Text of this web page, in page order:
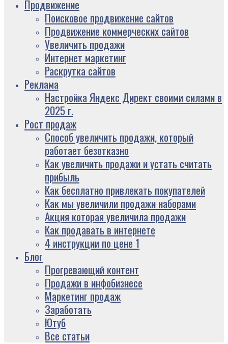
Продвижение
Поисковое продвижение сайтов
Продвижение коммерческих сайтов
Увеличить продажи
Интернет маркетинг
Раскрутка сайтов
Реклама
Настройка Яндекс Директ своими силами в
2025 г.
Рост продаж
Способ увеличить продажи, который
работает безотказно
Как увеличить продажи и устать считать
прибыль
Как бесплатно привлекать покупателей
Как мы увеличили продажи наборами
Акция которая увеличила продажи
Как продавать в интернете
4 инструкции по цене 1
Блог
Прогревающий контент
Продажи в инфобизнесе
Маркетинг продаж
Заработать
Ютуб
Все статьи